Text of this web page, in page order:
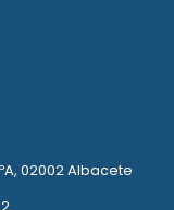
02002 Albacete